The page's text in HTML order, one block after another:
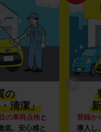
の
清潔」
の車両点検と
底。安心感と
登録か
導入し